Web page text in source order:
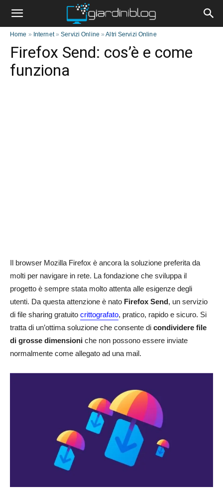
Home » Internet»Servizi Online »Altri Servizi Online
Firefox Send: cos’è e come
funziona
Il browser Mozilla Firefox è ancora la soluzione preferita da
molti per navigare in rete. La fondazione che sviluppa il
progetto è sempre stata molto attenta alle esigenze degli
utenti. Da questa attenzione è nato Firefox Send, un servizio
di file sharing gratuito crittografato, pratico, rapido e sicuro. Si
tratta di un’ottima soluzione che consente di condividere file
di grosse dimensioni che non possono essere inviate
normalmente come allegato ad una mail.